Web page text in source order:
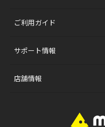
ご利用ガイド
サポート情報
店舗情報